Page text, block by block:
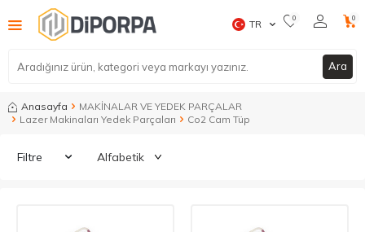
Ara
TR 0 0
Anasayfa
MAKİNALAR VE YEDEK PARÇALAR
Lazer Makinaları Yedek Parçaları
Co2 Cam Tüp
Filtre